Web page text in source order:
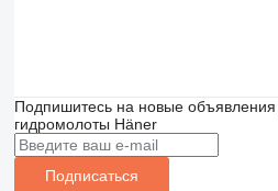
Подпишитесь на новые объявления
гидромолоты Häner
Подписаться